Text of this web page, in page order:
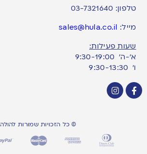
טלפון: 03-7321640
מייל: sales@hula.co.il
שעות פעילות:
א’-ה’ 9:30-19:00
ו׳ 9:30-13:30
© כל הזכויות שמורות להולה